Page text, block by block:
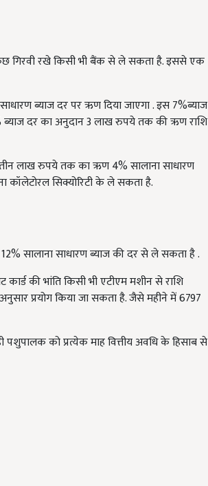
गिरवी रखे किसी भी बैंक से ले सकता है. इससे एक
ब्याज दर पर ऋण दिया जाएगा . इस 7%ब्याज
दर का अनुदान 3 लाख रुपये तक की ऋण राशि
तीन लाख रुपये तक का ऋण 4% सालाना साधारण
कॉलेटोरल सिक्योरिटी के ले सकता है.
सालाना साधारण ब्याज की दर से ले सकता है .
कार्ड की भांति किसी भी एटीएम मशीन से राशि
प्रयोग किया जा सकता है. जैसे महीने में 6797
पशुपालक को प्रत्येक माह वित्तीय अवधि के हिसाब से